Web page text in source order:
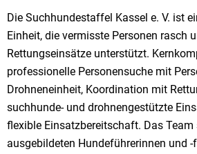
Die Suchhundestaffel Kassel e. V. ist
Einheit, die vermisste Personen rasch
Rettungseinsätze unterstützt.
professionelle Personensuche mit
Drohneneinheit, Koordination mit
suchhunde- und drohnengestützte
flexible Einsatzbereitschaft. Das
ausgebildeten Hundeführerinnen und -